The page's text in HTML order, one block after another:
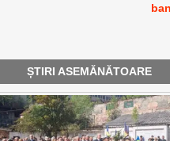
ȘTIRI ASEMĂNĂTOARE